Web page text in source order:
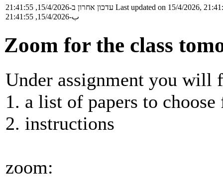
עדכון אחרון ב-15/4/2026, 21:41:55 Last updated on 15/4/2026,
ب-15/4/2026, 21:41:55
Zoom for the class
Under assignment you will
1. a list of papers to
2. instructions
zoom: